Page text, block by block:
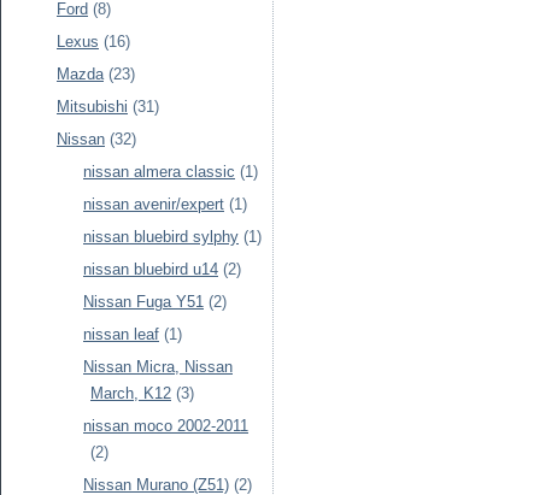
Ford (8)
Lexus (16)
Mazda (23)
Mitsubishi (31)
Nissan (32)
nissan almera classic (1)
nissan avenir/expert (1)
nissan bluebird sylphy (1)
nissan bluebird u14 (2)
Nissan Fuga Y51 (2)
nissan leaf (1)
Nissan Micra, Nissan
March, K12 (3)
nissan moco 2002-2011
(2)
Nissan Murano (Z51) (2)